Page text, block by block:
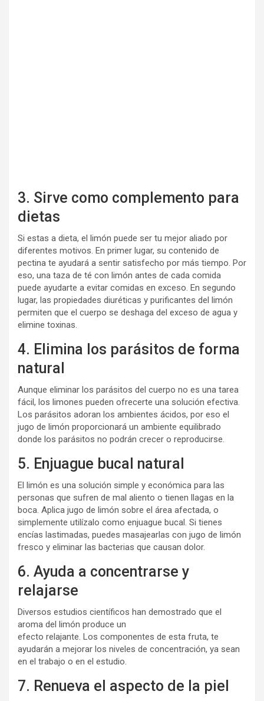
3. Sirve como complemento para
dietas
Si estas a dieta, el limón puede ser tu mejor aliado por
diferentes motivos. En primer lugar, su contenido de
pectina te ayudará a sentir satisfecho por más tiempo. Por
eso, una taza de té con limón antes de cada comida
puede ayudarte a evitar comidas en exceso. En segundo
lugar, las propiedades diuréticas y purificantes del limón
permiten que el cuerpo se deshaga del exceso de agua y
elimine toxinas.
4. Elimina los parásitos de forma
natural
Aunque eliminar los parásitos del cuerpo no es una tarea
fácil, los limones pueden ofrecerte una solución efectiva.
Los parásitos adoran los ambientes ácidos, por eso el
jugo de limón proporcionará un ambiente equilibrado
donde los parásitos no podrán crecer o reproducirse.
5. Enjuague bucal natural
El limón es una solución simple y económica para las
personas que sufren de mal aliento o tienen llagas en la
boca. Aplica jugo de limón sobre el área afectada, o
simplemente utilízalo como enjuague bucal. Si tienes
encías lastimadas, puedes masajearlas con jugo de limón
fresco y eliminar las bacterias que causan dolor.
6. Ayuda a concentrarse y
relajarse
Diversos estudios científicos han demostrado que el
aroma del limón produce un
efecto relajante. Los componentes de esta fruta, te
ayudarán a mejorar los niveles de concentración, ya sean
en el trabajo o en el estudio.
7. Renueva el aspecto de la piel